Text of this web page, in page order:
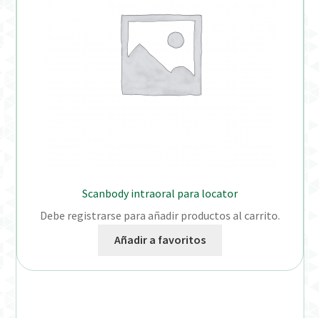
Scanbody intraoral para locator
Debe registrarse para añadir productos al carrito.
Añadir a favoritos